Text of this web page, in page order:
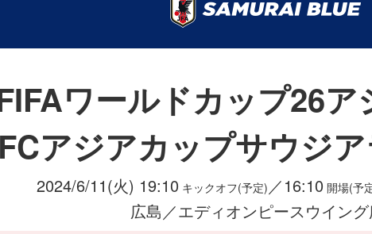
ワールドカップ26ア
アジアカップサウジ
2024/6/11(火) 19:10 キックオフ(予定) ／16:10 開場(予
広島／エディオンピースウイン